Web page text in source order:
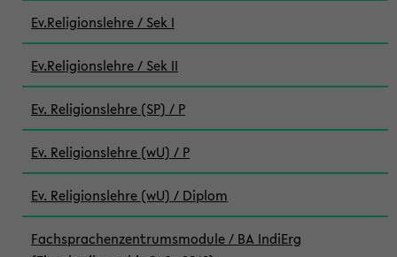
Ev.Religionslehre / Sek I
Ev.Religionslehre / Sek II
Ev. Religionslehre (SP) / P
Ev. Religionslehre (wU) / P
Ev. Religionslehre (wU) / Diplom
Fachsprachenzentrumsmodule / BA IndiErg